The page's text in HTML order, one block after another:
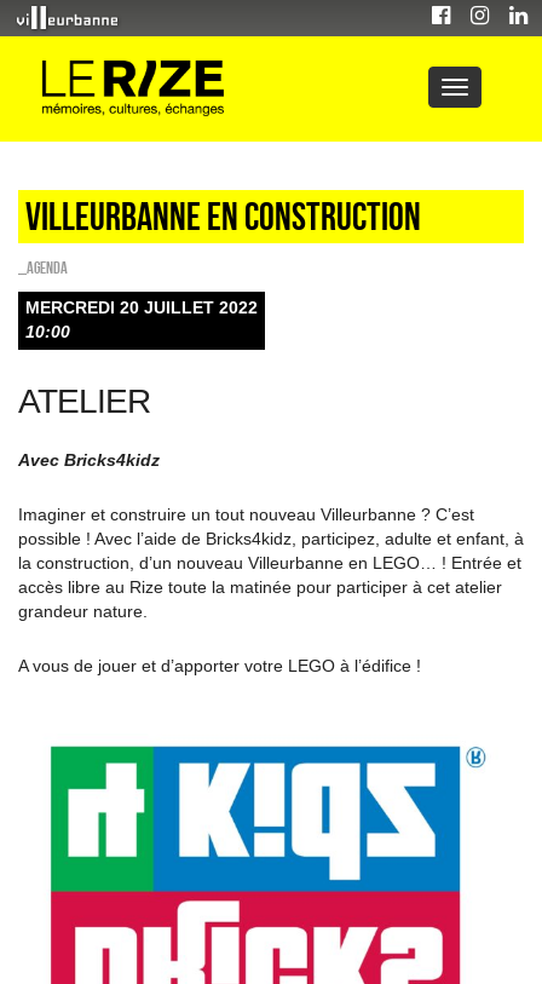
VILLEURBANNE EN CONSTRUCTION
_Agenda
MERCREDI 20 JUILLET 2022
10:00
ATELIER
Avec Bricks4kidz
Imaginer et construire un tout nouveau Villeurbanne ? C’est
possible ! Avec l’aide de Bricks4kidz, participez, adulte et enfant, à
la construction, d’un nouveau Villeurbanne en LEGO… ! Entrée et
accès libre au Rize toute la matinée pour participer à cet atelier
grandeur nature.
A vous de jouer et d’apporter votre LEGO à l’édifice !